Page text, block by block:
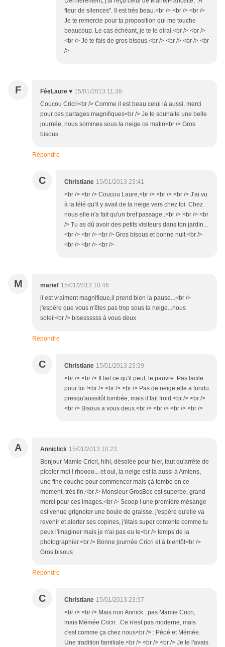
fleur de silences". Il est très beau.<br /> <br /> <br />
Je te remercie pour ta proposition qui me touche
beaucoup. Le cas échéant, je te le dirai.<br /> <br />
<br /> Je te fais de gros bisous.<br /> <br /> <br /> <br
/>
F FéeLaure ♥ 15/01/2013 11:38
Coucou Cricri<br /> Comme il est beau celui là aussi, merci
pour ces partages magnifiques<br /> Je te souhaite une belle
journée, nous sommes sous la neige ce matin<br /> Gros
bisous
Répondre
C Christiane 15/01/2013 23:41
<br /> <br /> Coucou Laure,<br /> <br /> <br /> J'ai vu
à la télé qu'il y avait de la neige vers chez toi. Chez
nous elle n'a fait qu'un bref passage..<br /> <br /> <br
/> Tu as dû avoir des petits visiteurs dans ton jardin...
<br /> <br /> <br /> Gros bisous et bonne nuit.<br />
<br /> <br /> <br />
M marief 15/01/2013 10:46
il est vraiment magnifique,il prend bien la pause...<br />
j'espère que vous n'êtes pas trop sous la neige...nous
soleil<br /> bisessssss à vous deux
Répondre
C Christiane 15/01/2013 23:39
<br /> <br /> Il fait ce qu'il peut, le pauvre. Pas facile
pour lui !<br /> <br /> <br /> Pas de neige elle a fondu
presqu'aussitôt tombée, mais il fait froid.<br /> <br />
<br /> Bisous a vous deux.<br /> <br /> <br /> <br />
A Anniclick 15/01/2013 10:23
Bonjour Mamie Cricri, hihi, désolée pour hier, faut qu'arrête de
picoler moi ! rhoooo... et oui, la neige est là aussi à Amiens,
une fine couche pour commencer mais çà tombe en ce
moment, très fin.<br /> Monsieur GrosBec est superbe, grand
merci pour ces images.<br /> Scoop ! une première mésange
est venue grignoter une boule de graisse, j'espère qu'elle va
revenir et alerter ses copines, j'étais super contente comme tu
peux l'imaginer mais je n'ai pas eu le<br /> temps de la
photographier.<br /> Bonne journée Cricri et à bientôt<br />
Gros bisous
Répondre
C Christiane 15/01/2013 23:37
<br /> <br /> Mais non Annick : pas Mamie Cricri,
mais Mémée Cricri. Ce n'est pas moderne, mais
c'est comme ça chez nous<br /> : Pépé et Mémée.
Une tradition familiale.<br /> <br /> <br /> Je te l'avais